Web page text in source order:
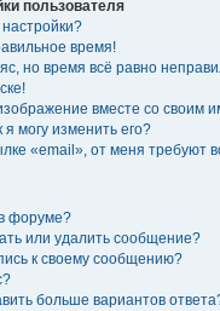
пользователя
время!
но время всё равно
вместе со своим
я могу изменить его?
«email», от меня требуют
форуме?
или удалить сообщение?
к своему сообщению?
больше вариантов